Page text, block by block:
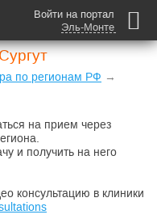
Войти на портал
Эль-Монте
по регионам РФ →
на прием через
и получить на него
консультацию в клиники